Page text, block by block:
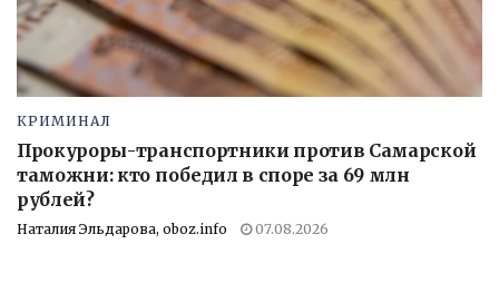
КРИМИНАЛ
Прокуроры-транспортники против Самарской
таможни: кто победил в споре за 69 млн
рублей?
Наталия Эльдарова, oboz.info 07.08.2026